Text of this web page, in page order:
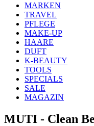
MARKEN
TRAVEL
PFLEGE
MAKE-UP
HAARE
DUFT
K-BEAUTY
TOOLS
SPECIALS
SALE
MAGAZIN
MUTI - Clean